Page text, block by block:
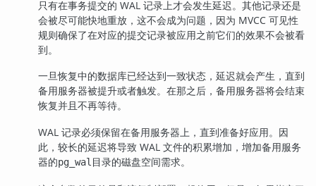
只有在事务提交的 WAL 记录上才会发生延迟。其他记录还是
会被尽可能快地重放，这不会成为问题，因为 MVCC 可见性
规则确保了在对应的提交记录被应用之前它们的效果不会被看
到。
一旦恢复中的数据库已经达到一致状态，延迟就会产生，直到
备用服务器被提升或者触发。在那之后，备用服务器将会结束
恢复并且不再等待。
WAL 记录必须保留在备用服务器上，直到准备好应用。因
此，较长的延迟将导致 WAL 文件的积累增加，增加备用服务
器的pg_wal 目录的磁盘空间需求。